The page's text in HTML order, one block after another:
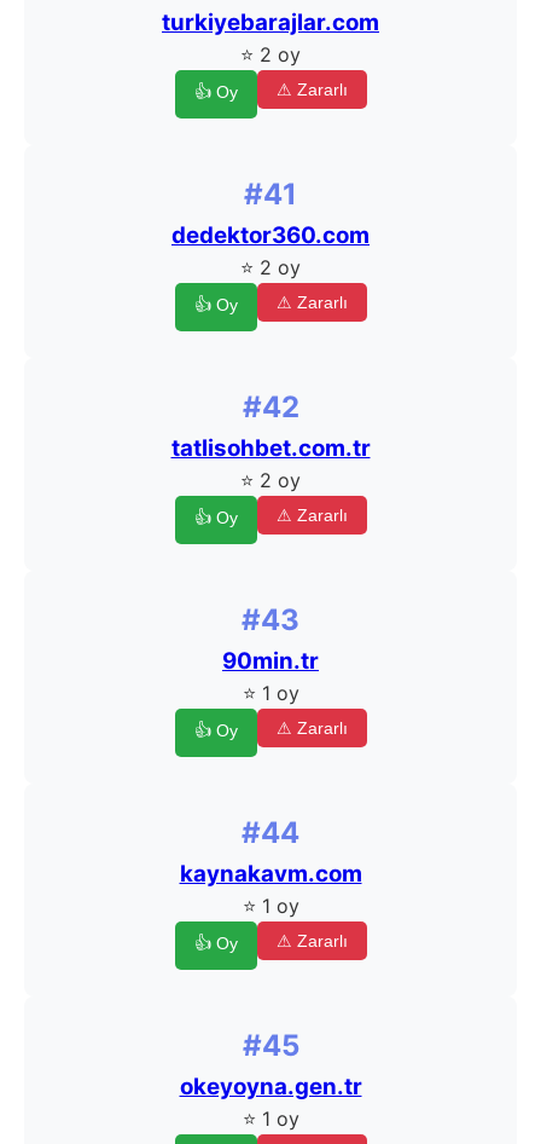
turkiyebarajlar.com
⭐ 2 oy
👍 Oy ⚠ Zararlı
#41
dedektor360.com
⭐ 2 oy
👍 Oy ⚠ Zararlı
#42
tatlisohbet.com.tr
⭐ 2 oy
👍 Oy ⚠ Zararlı
#43
90min.tr
⭐ 1 oy
👍 Oy ⚠ Zararlı
#44
kaynakavm.com
⭐ 1 oy
👍 Oy ⚠ Zararlı
#45
okeyoyna.gen.tr
⭐ 1 oy